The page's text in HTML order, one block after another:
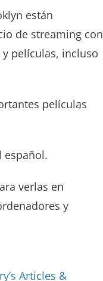
están
de streaming con
películas, incluso
películas
español.
verlas en
y
Articles &